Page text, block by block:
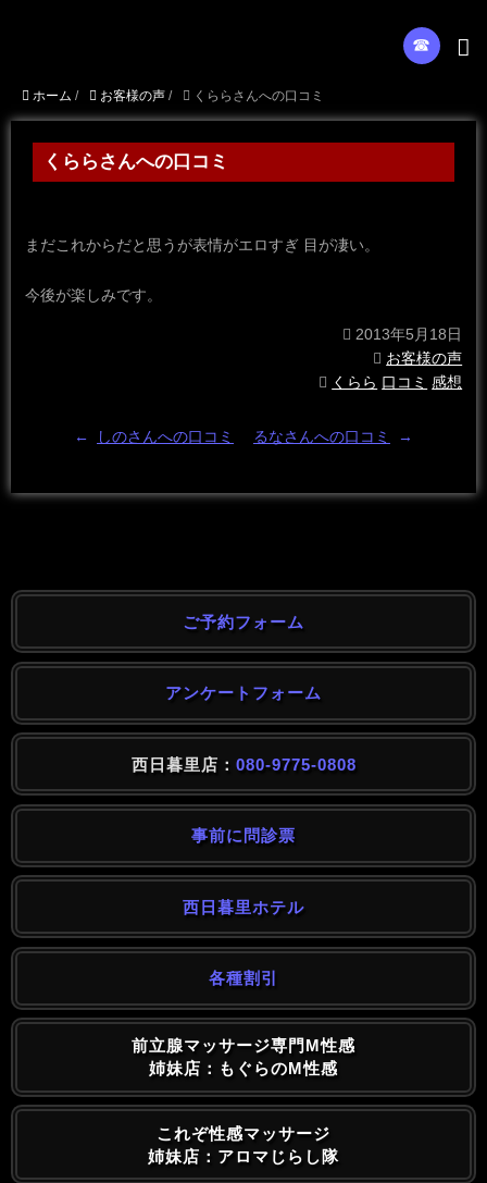
☎︎
ホーム / お客様の声 / くららさんへの口コミ
くららさんへの口コミ
まだこれからだと思うが表情がエロすぎ 目が凄い。
今後が楽しみです。
2013年5月18日
お客様の声
くらら 口コミ 感想
← しのさんへの口コミ るなさんへの口コミ →
ご予約フォーム
アンケートフォーム
西日暮里店： 080-9775-0808
事前に問診票
西日暮里ホテル
各種割引
前立腺マッサージ専門M性感
姉妹店：もぐらのM性感
これぞ性感マッサージ
姉妹店：アロマじらし隊